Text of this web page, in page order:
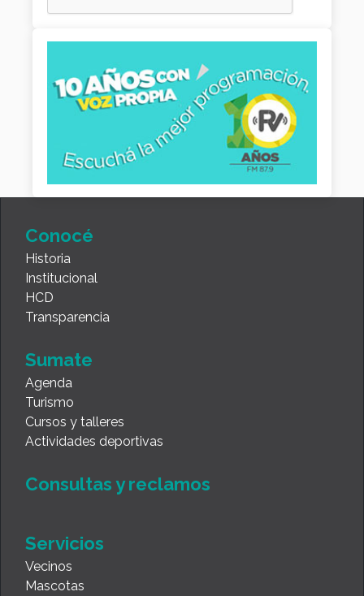
Conocé
Historia
Institucional
HCD
Transparencia
Sumate
Agenda
Turismo
Cursos y talleres
Actividades deportivas
Consultas y reclamos
Servicios
Vecinos
Mascotas